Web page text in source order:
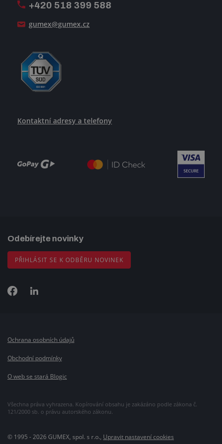
+420 518 399 588
gumex@gumex.cz
Kontaktní adresy a telefony
Odebírejte novinky
PŘIHLÁSIT SE K ODBĚRU NOVINEK
Všechna práva vyhrazena. Kopírování obsahu je zakázáno podle zákona č.
121/2000 sb. o právu autorského zákonu.
Ochrana osobních údajů
Obchodní podmínky
O web se stará Blogic
© 1995 - 2026 GUMEX, spol. s r.o., Upravit nastavení cookies